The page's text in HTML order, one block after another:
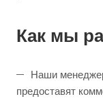
Как мы
Наши
предоставят